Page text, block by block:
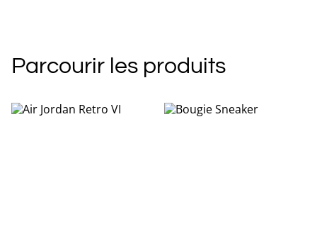
Parcourir les produits